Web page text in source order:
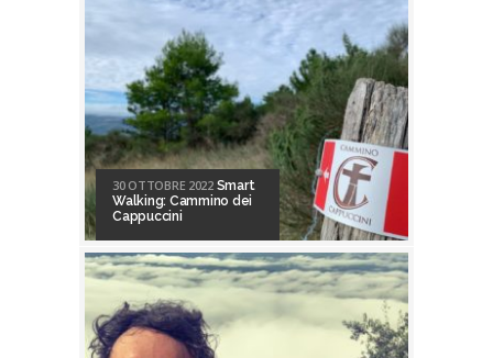
30 OTTOBRE 2022 Smart
Walking: Cammino dei
Cappuccini